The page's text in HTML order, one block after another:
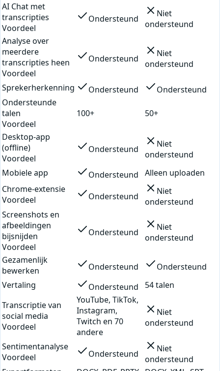
AI Chat met
transcripties
Voordeel
Ondersteund
Niet
ondersteund
Analyse over
meerdere
transcripties heen
Voordeel
Ondersteund
Niet
ondersteund
Sprekerherkenning Ondersteund
Ondersteund
Ondersteunde
talen
Voordeel
100+ 50+
Desktop-app
(offline)
Voordeel
Ondersteund
Niet
ondersteund
Mobiele app
Ondersteund
Alleen uploaden
Chrome-extensie
Voordeel
Ondersteund
Niet
ondersteund
Screenshots en
afbeeldingen
bijsnijden
Voordeel
Ondersteund
Niet
ondersteund
Gezamenlijk
bewerken
Ondersteund
Ondersteund
Vertaling
Ondersteund
54 talen
Transcriptie van
social media
Voordeel
YouTube, TikTok,
Instagram,
Twitch en 70
andere
Niet
ondersteund
Sentimentanalyse
Voordeel
Ondersteund
Niet
ondersteund